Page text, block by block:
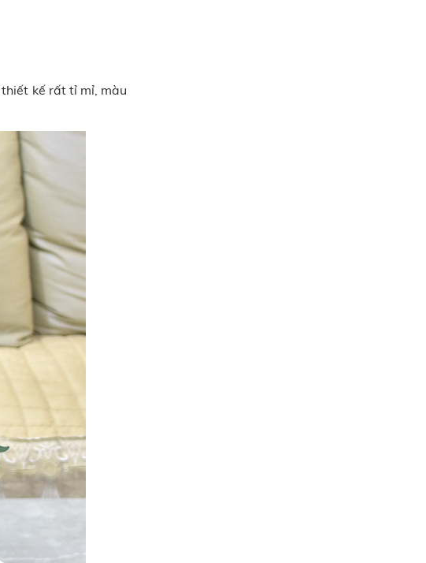
kế rất tỉ mỉ, màu